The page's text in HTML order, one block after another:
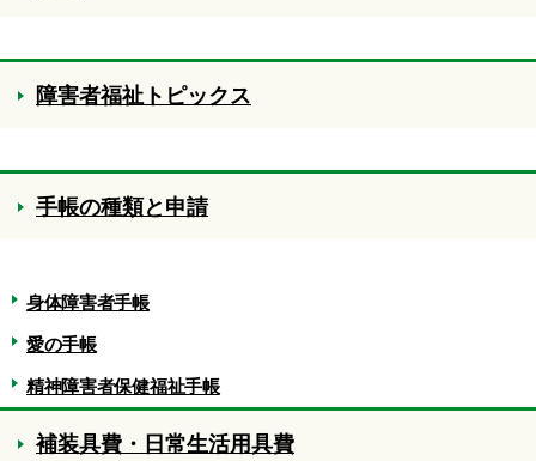
障害者福祉トピックス
手帳の種類と申請
身体障害者手帳
愛の手帳
精神障害者保健福祉手帳
補装具費・日常生活用具費